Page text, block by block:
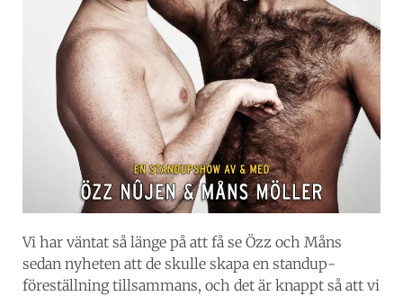
Vi har väntat så länge på att få se Özz och Måns
sedan nyheten att de skulle skapa en standup-
föreställning tillsammans, och det är knappt så att vi